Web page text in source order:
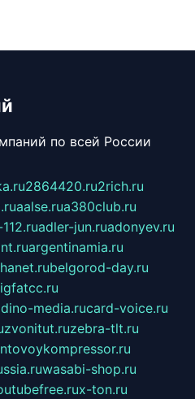
по всей России
2864420.ru2rich.ru
aalse.rua380club.ru
adler-jun.ruadonyev.ru
argentinamia.ru
belgorod-day.ru
media.rucard-voice.ru
zvonitut.ruzebra-tlt.ru
wasabi-shop.ru
x-ton.ru